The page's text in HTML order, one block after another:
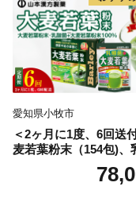
愛知県小牧市
＜2ヶ月に1度、6回送
麦若葉粉末（154包)、
+大麦若葉粉末（7包)